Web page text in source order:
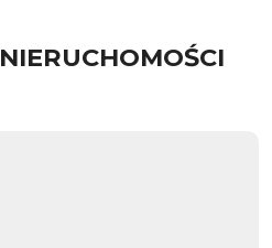
NIERUCHOMOŚCI